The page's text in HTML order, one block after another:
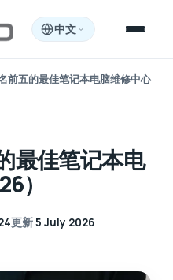
中文
前五的最佳笔记本电脑维修中心
最佳笔记本电
）
更新5 July 2026